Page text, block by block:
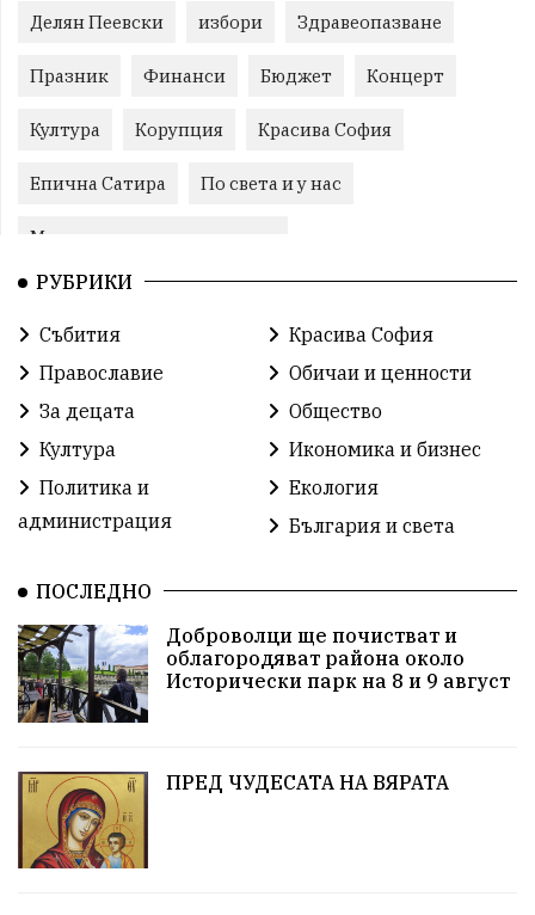
Делян Пеевски избори Здравеопазване
Празник Финанси Бюджет Концерт
Култура Корупция Красива София
Епична Сатира По света и у нас
Международни отношения
конституционен съд
българската общност Исторически парк
Доброволци Слатина
Икономика Красива България измама
Европа Актуално Туризъм Бизнес
абсурд Здравословно хранене
Коледа Чиста София
Софийски общински съвет
РУБРИКИ
Събития
Красива София
Православие
Обичаи и ценности
За децата
Общество
Култура
Икономика и бизнес
Политика и
администрация
Екология
България и света
ПОСЛЕДНО
Доброволци ще почистват и
облагородяват района около
Исторически парк на 8 и 9 август
ПРЕД ЧУДЕСАТА НА ВЯРАТА